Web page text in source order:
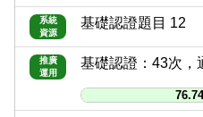
系統
資源
基礎認證題目 12
推廣
運用
基礎認證：43次，